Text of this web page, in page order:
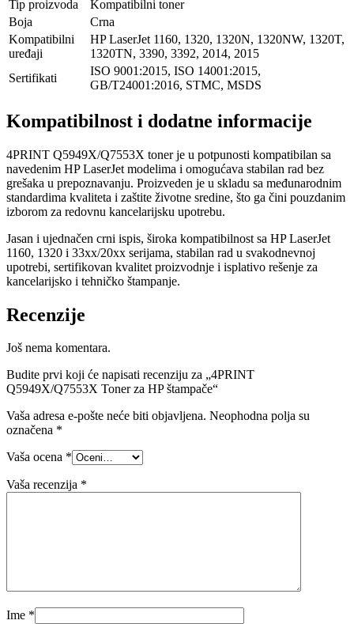
Tip proizvoda
Kompatibilni toner
Boja
Crna
Kompatibilni
uređaji
HP LaserJet 1160, 1320, 1320N, 1320NW, 1320T,
1320TN, 3390, 3392, 2014, 2015
Sertifikati
ISO 9001:2015, ISO 14001:2015,
GB/T24001:2016, STMC, MSDS
Kompatibilnost i dodatne informacije
4PRINT Q5949X/Q7553X toner je u potpunosti kompatibilan sa
navedenim HP LaserJet modelima i omogućava stabilan rad bez
grešaka u prepoznavanju. Proizveden je u skladu sa međunarodnim
standardima kvaliteta i zaštite životne sredine, što ga čini pouzdanim
izborom za redovnu kancelarijsku upotrebu.
Jasan i ujednačen crni ispis, široka kompatibilnost sa HP LaserJet
1160, 1320 i 33xx/20xx serijama, stabilan rad u svakodnevnoj
upotrebi, sertifikovan kvalitet proizvodnje i isplativo rešenje za
kancelarijsko i tehničko štampanje.
Recenzije
Još nema komentara.
Budite prvi koji će napisati recenziju za „4PRINT
Q5949X/Q7553X Toner za HP štampače“
Vaša adresa e-pošte neće biti objavljena. Neophodna polja su
označena *
Vaša ocena *
Vaša recenzija *
Ime *